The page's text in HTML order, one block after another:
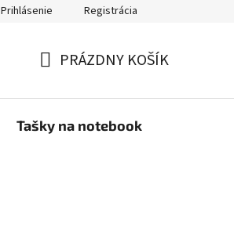
Prihlásenie Registrácia
KOŠÍK
PRÁZDNY KOŠÍK
Tašky na notebook